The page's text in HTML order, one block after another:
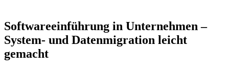
Softwareeinführung in Unternehmen –
System- und Datenmigration leicht
gemacht